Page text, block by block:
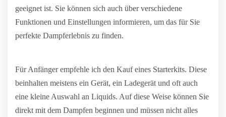
geeignet ist. Sie können sich auch über verschiedene
Funktionen und Einstellungen informieren, um das für Sie
perfekte Dampferlebnis zu finden.
Für Anfänger empfehle ich den Kauf eines Starterkits. Diese
beinhalten meistens ein Gerät, ein Ladegerät und oft auch
eine kleine Auswahl an Liquids. Auf diese Weise können Sie
direkt mit dem Dampfen beginnen und müssen nicht alles